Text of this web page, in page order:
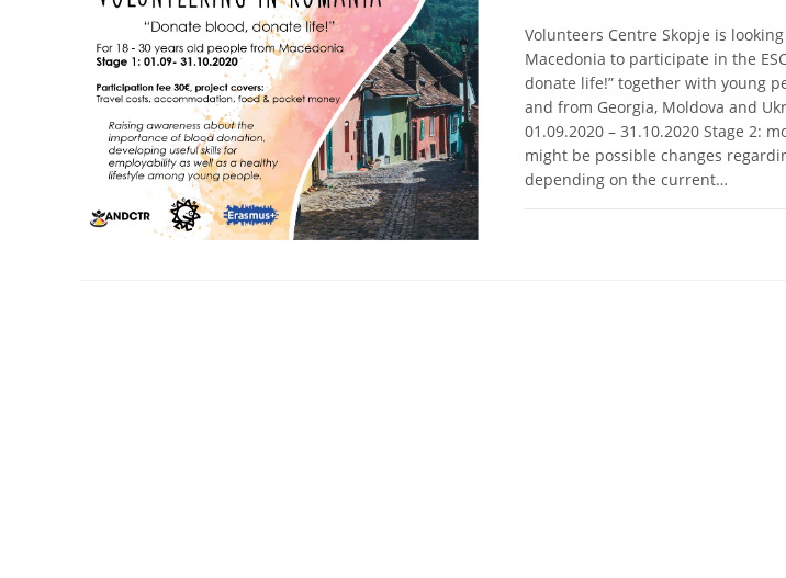
Volunteers Centre Skopje is
Macedonia to participate in the
donate life!” together with young
and from Georgia, Moldova and
01.09.2020 – 31.10.2020 Stage 2:
might be possible changes
depending on the current…